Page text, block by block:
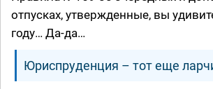
отпусках, утвержденные, вы
году… Да-да…
Юриспруденция – тот еще